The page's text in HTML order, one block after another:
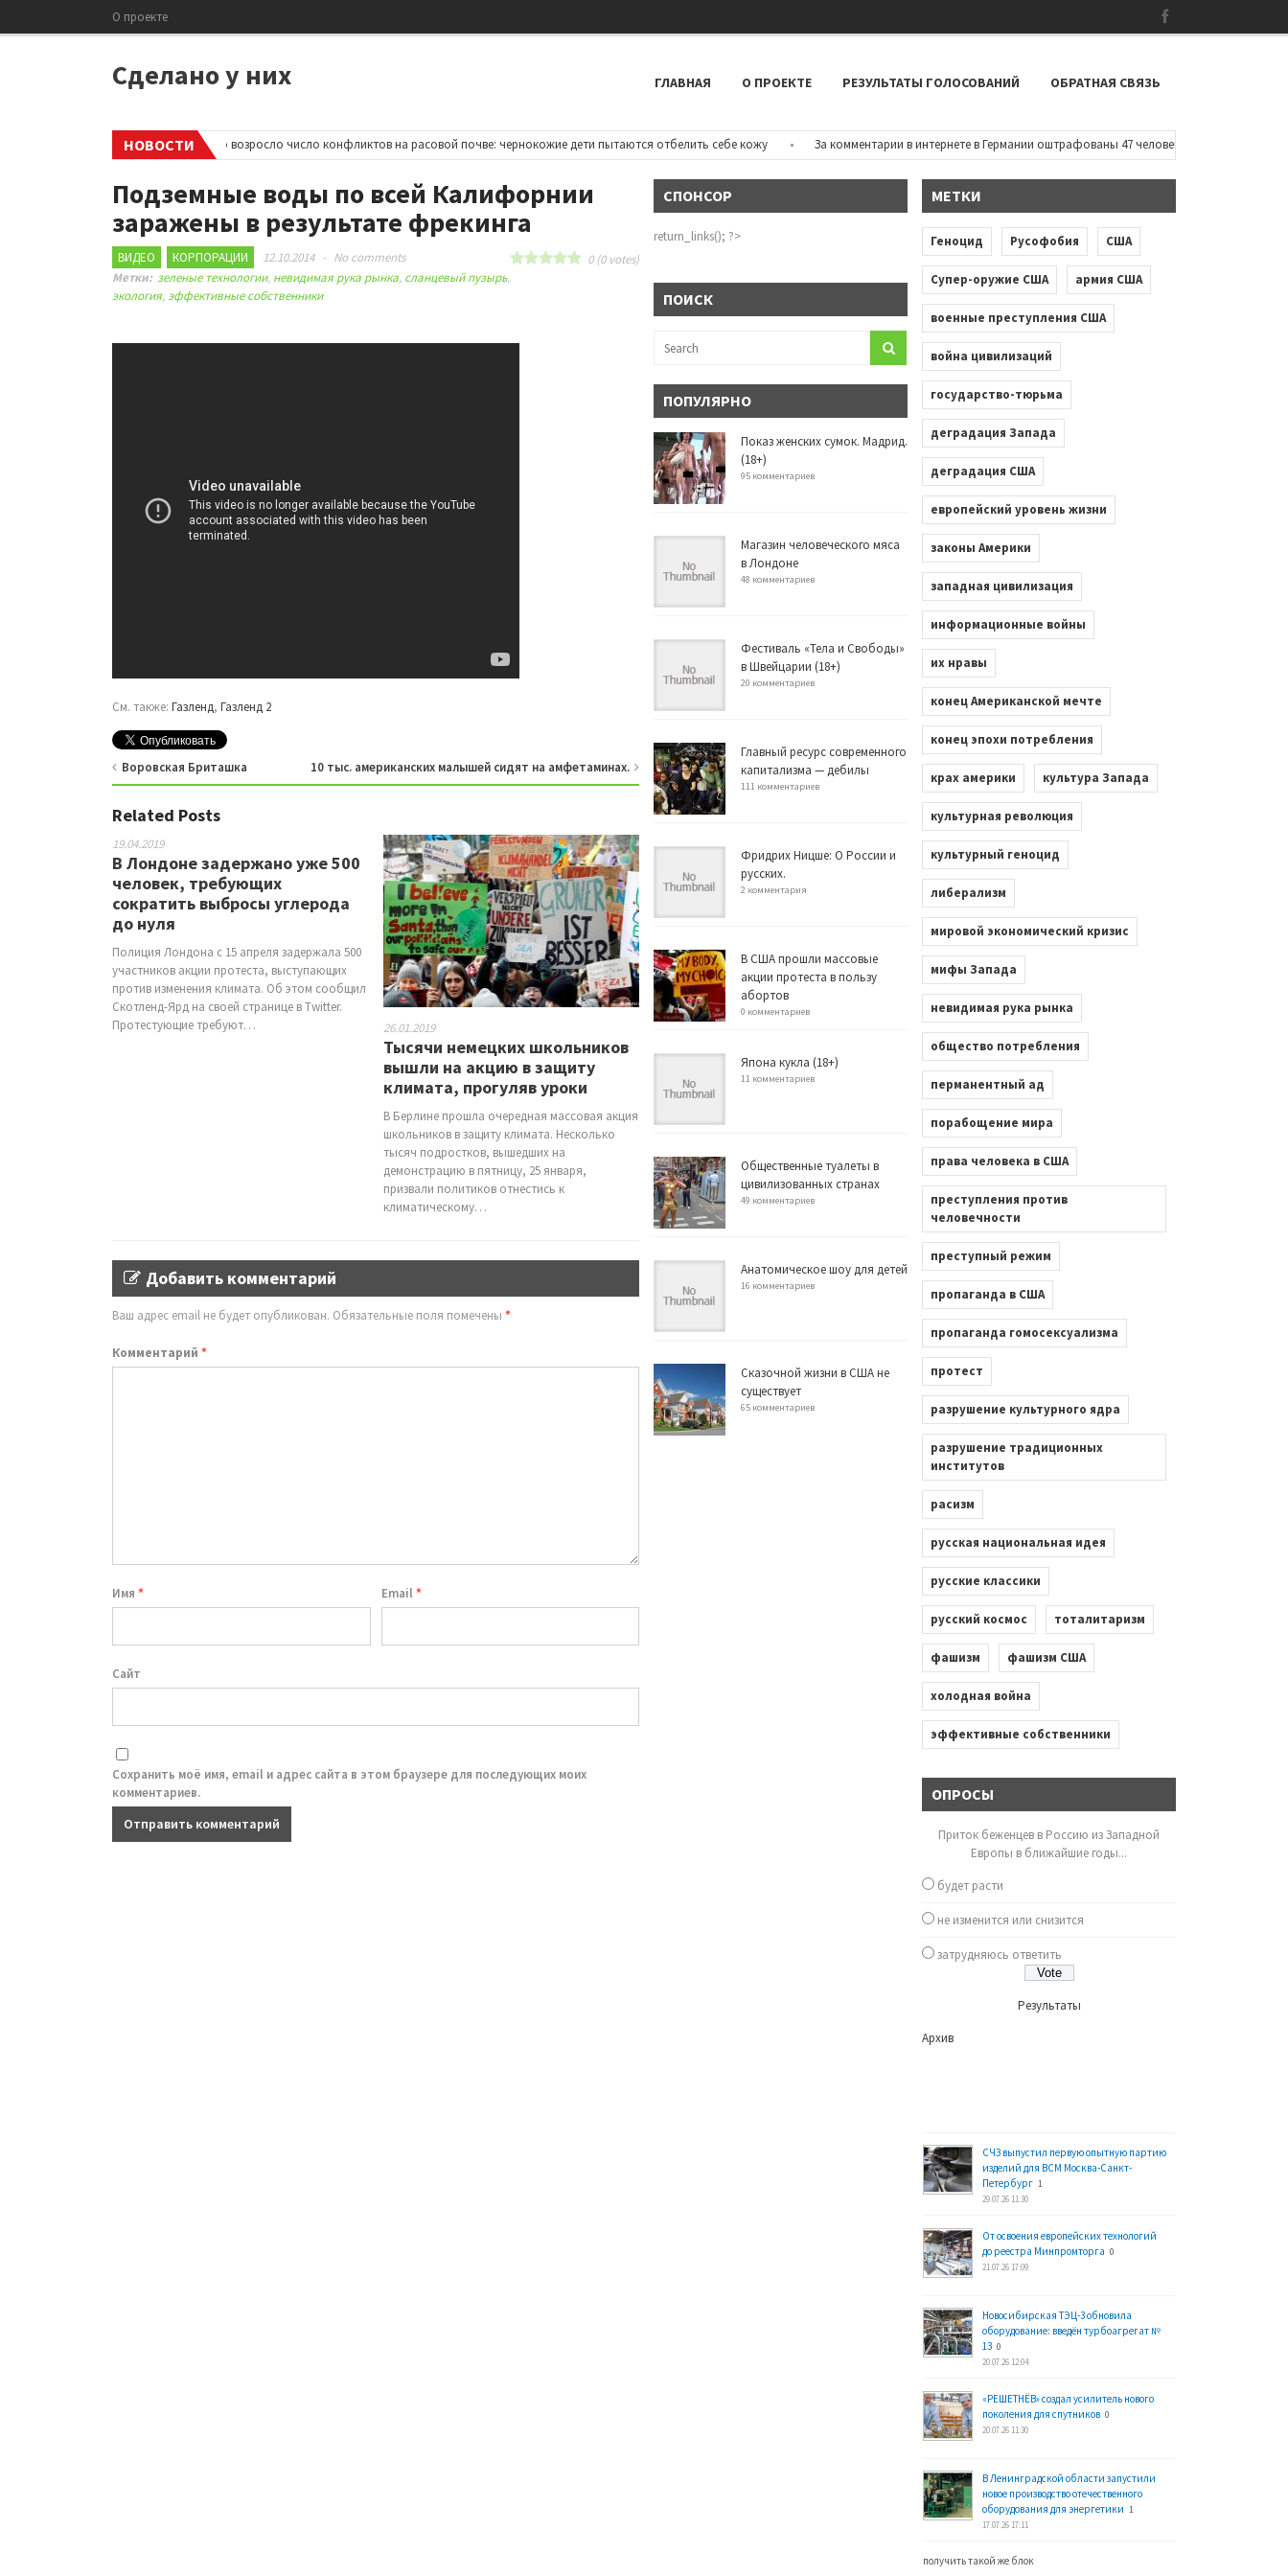
О проекте
Сделано у них ГЛАВНАЯ О ПРОЕКТЕ РЕЗУЛЬТАТЫ ГОЛОСОВАНИЙ ОБРАТНАЯ СВЯЗЬ
НОВОСТИ
В Великобритании резко возросло число конфликтов на расовой почве: чернокожие дети пытаются отбелить себе кожу • За комментарии в интернете в Германии оштрафованы 47 человек •
Подземные воды по всей Калифорнии
заражены в результате фрекинга
ВИДЕО КОРПОРАЦИИ 12.10.2014 - No comments 0(0votes)
Метки: зеленые технологии, невидимая рука рынка, сланцевый пузырь,
экология,эффективные собственники
См. также: Газленд, Газленд 2
Воровская Бриташка 10 тыс. американских малышей сидят на амфетаминах.
Related Posts
19.04.2019
В Лондоне задержано уже 500
человек, требующих
сократить выбросы углерода
до нуля
Полиция Лондона с 15 апреля задержала 500
участников акции протеста, выступающих
против изменения климата. Об этом сообщил
Скотленд-Ярд на своей странице в Twitter.
Протестующие требуют…
26.01.2019
Тысячи немецких школьников
вышли на акцию в защиту
климата, прогуляв уроки
В Берлине прошла очередная массовая акция
школьников в защиту климата. Несколько
тысяч подростков, вышедших на
демонстрацию в пятницу, 25 января,
призвали политиков отнестись к
климатическому…
Добавить комментарий
Ваш адрес email не будет опубликован. Обязательные поля помечены *
Комментарий *
Имя * Email*
Сайт
Сохранить моё имя, email и адрес сайта в этом браузере для последующих моих
комментариев.
СПОНСОР
return_links(); ?>
ПОИСК
ПОПУЛЯРНО
Показ женских сумок. Мадрид.
(18+)
95 комментариев
Магазин человеческого мяса
в Лондоне
48 комментариев
Фестиваль «Тела и Свободы»
в Швейцарии (18+)
20 комментариев
Главный ресурс современного
капитализма — дебилы
111 комментариев
Фридрих Ницше: О России и
русских.
2 комментария
В США прошли массовые
акции протеста в пользу
абортов
0 комментариев
Япона кукла (18+)
11 комментариев
Общественные туалеты в
цивилизованных странах
49 комментариев
Анатомическое шоу для детей
16 комментариев
Сказочной жизни в США не
существует
65 комментариев
МЕТКИ
Геноцид Русофобия США
Супер-оружие США армия США
военные преступления США
война цивилизаций
государство-тюрьма
деградация Запада
деградация США
европейский уровень жизни
законы Америки
западная цивилизация
информационные войны
их нравы
конец Американской мечте
конец эпохи потребления
крах америки культура Запада
культурная революция
культурный геноцид
либерализм
мировой экономический кризис
мифы Запада
невидимая рука рынка
общество потребления
перманентный ад
порабощение мира
права человека в США
преступления против
человечности
преступный режим
пропаганда в США
пропаганда гомосексуализма
протест
разрушение культурного ядра
разрушение традиционных
институтов
расизм
русская национальная идея
русские классики
русский космос тоталитаризм
фашизм фашизм США
холодная война
эффективные собственники
ОПРОСЫ
Приток беженцев в Россию из Западной
Европы в ближайшие годы...
будет расти
не изменится или снизится
затрудняюсь ответить
Результаты
Архив
СЧЗ выпустил первую опытную партию
изделий для ВСМ Москва-Санкт-
Петербург 1
29.07.26 11:30
От освоения европейских технологий
до реестра Минпромторга 0
21.07.26 17:09
Новосибирская ТЭЦ-3 обновила
оборудование: введён турбоагрегат №
13 0
20.07.26 12:04
«РЕШЕТНЁВ» создал усилитель нового
поколения для спутников 0
20.07.26 11:30
В Ленинградской области запустили
новое производство отечественного
оборудования для энергетики 1
17.07.26 17:11
получить такой же блок